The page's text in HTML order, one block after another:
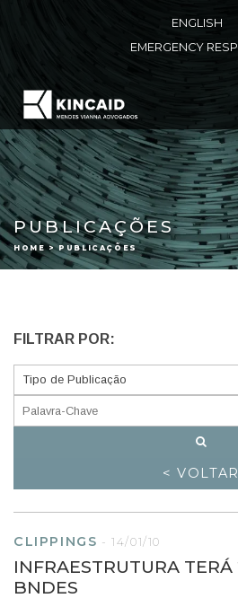
ENGLISH
EMERGENCY
PUBLICAÇÕES
HOME > PUBLICAÇÕES
FILTRAR POR:
< VOLTAR
CLIPPINGS -14/01/10
INFRAESTRUTURA
BNDES